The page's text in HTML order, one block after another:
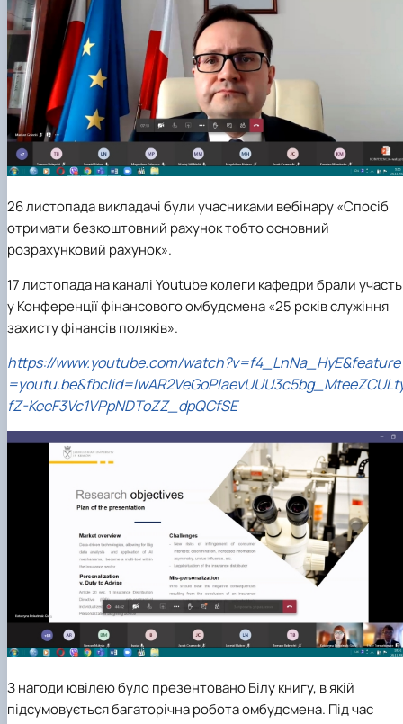
26 листопадавикладачі були учасниками вебінару «Спосіб
отримати безкоштовний рахунок тобто основний
розрахунковий рахунок».
17 листопадана каналі Youtube колеги кафедри брали участь
у Конференції фінансового омбудсмена «25 років служіння
захисту фінансів поляків».
https://www.youtube.com/watch?v=f4_LnNa_HyE&feature
fZ-KeeF3Vc1VPpNDToZZ_dpQCfSE
З нагоди ювілею було презентовано Білу книгу, в якій
підсумовується багаторічна робота омбудсмена. Під час